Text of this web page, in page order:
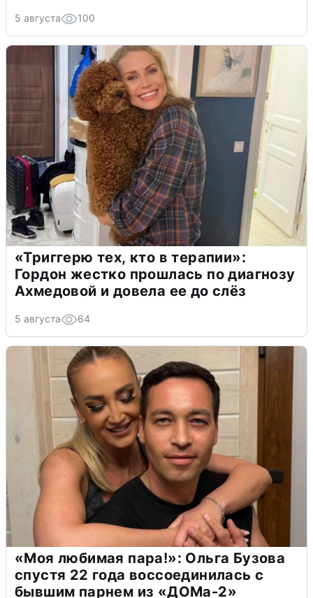
5 августа 100
«Триггерю тех, кто в терапии»:
Гордон жестко прошлась по диагнозу
Ахмедовой и довела ее до слёз
5 августа 64
«Моя любимая пара!»: Ольга Бузова
спустя 22 года воссоединилась с
бывшим парнем из «ДОМа-2»